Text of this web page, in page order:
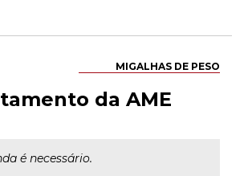
MIGALHAS DE PESO
da AME
é necessário.